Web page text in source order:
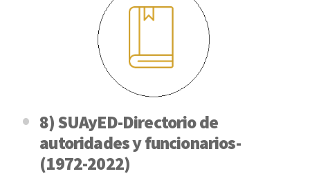
8) SUAyED-Directorio de
autoridades y funcionarios-
(1972-2022)